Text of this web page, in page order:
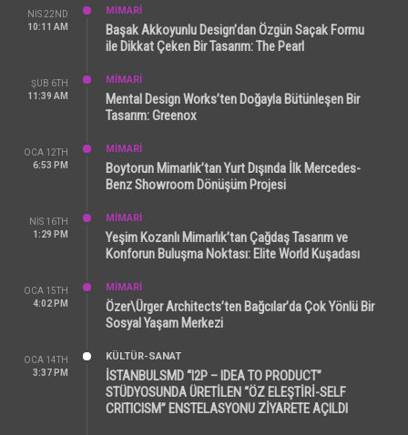
NIS 22ND
10:11 AM
MİMARİ
Başak Akkoyunlu Design’dan Özgün Saçak Formu
ile Dikkat Çeken Bir Tasarım: The Pearl
ŞUB 6TH
11:39 AM
MİMARİ
Mental Design Works’ten Doğayla Bütünleşen Bir
Tasarım: Greenox
OCA 12TH
6:53 PM
MİMARİ
Boytorun Mimarlık’tan Yurt Dışında İlk Mercedes-
Benz Showroom Dönüşüm Projesi
NIS 16TH
1:29 PM
MİMARİ
Yeşim Kozanlı Mimarlık’tan Çağdaş Tasarım ve
Konforun Buluşma Noktası: Elite World Kuşadası
OCA 15TH
4:02 PM
MİMARİ
Özer\Ürger Architects’ten Bağcılar’da Çok Yönlü Bir
Sosyal Yaşam Merkezi
OCA 14TH
3:37 PM
KÜLTÜR-SANAT
İSTANBULSMD “I2P – IDEA TO PRODUCT”
STÜDYOSUNDA ÜRETİLEN “ÖZ ELEŞTİRİ-SELF
CRITICISM” ENSTELASYONU ZİYARETE AÇILDI